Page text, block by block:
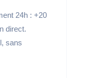
24h : +20
direct.
sans